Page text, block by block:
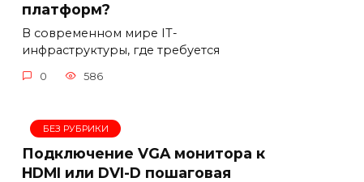
платформ?
В современном мире IT-
инфраструктуры, где требуется
0 586
БЕЗ РУБРИКИ
Подключение VGA монитора к
HDMI или DVI-D пошаговая